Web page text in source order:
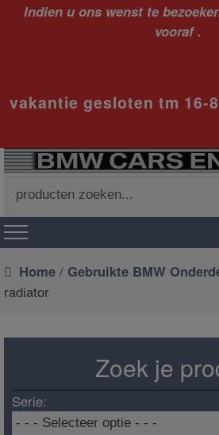
Indien u ons wenst te
vooraf .
vakantie gesloten tm 16-
naar:
Home / Gebruikte BMW
radiator
Zoek je
Serie: